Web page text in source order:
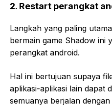
2. Restart perangkat
Langkah yang paling
bermain game Shadow ini
perangkat android.
Hal ini bertujuan supaya
aplikasi-aplikasi lain dapat
semuanya berjalan